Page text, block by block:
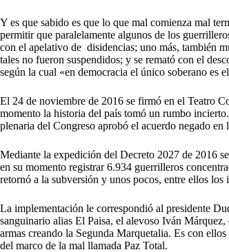
Y es que sabido es que lo que mal comienza mal
permitir que paralelamente algunos de los
con el apelativo de disidencias; uno más, también
tales no fueron suspendidos; y se remató con el
según la cual «en democracia el único soberano es
El 24 de noviembre de 2016 se firmó en el Teatro
momento la historia del país tomó un rumbo
plenaria del Congreso aprobó el acuerdo negado
Mediante la expedición del Decreto 2027 de 2016
en su momento registrar 6.934 guerrilleros
retornó a la subversión y unos pocos, entre ellos los
La implementación le correspondió al presidente
sanguinario alias El Paisa, el alevoso Iván
armas creando la Segunda Marquetalia. Es con
del marco de la mal llamada Paz Total.